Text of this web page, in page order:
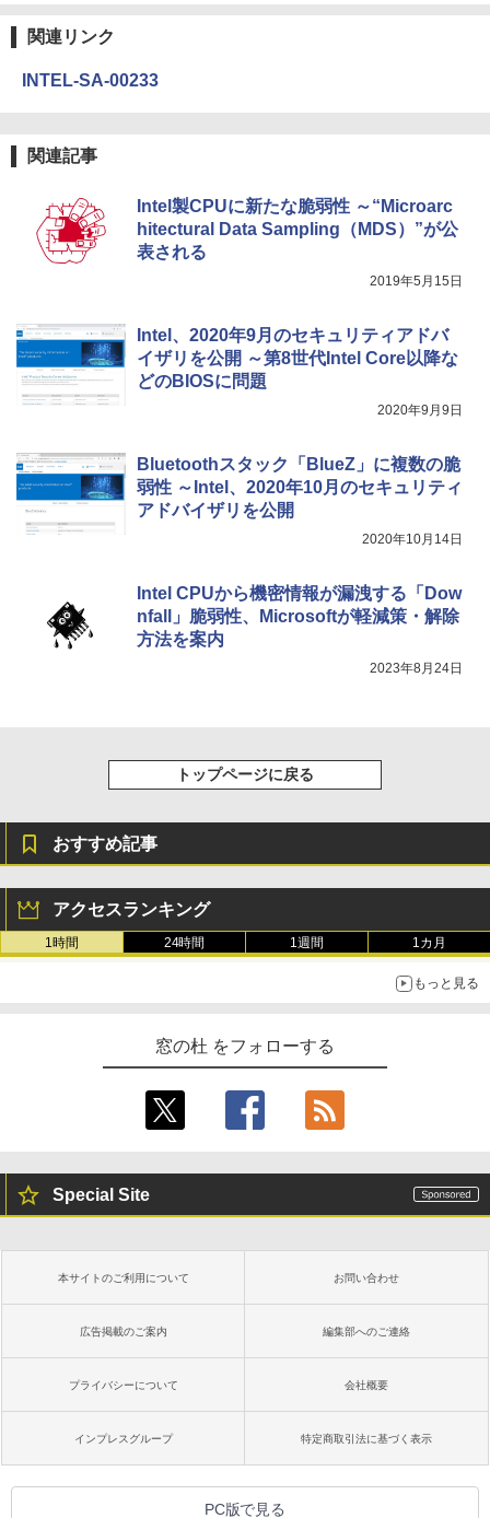
Windows版 | Minecraft (マインクラフ
ト): Java & Bedrock Edition | オンライ
ンコード版
ードウェア・市販ソフトウェアのパーフ
ェクトリストと最新エミュレータ紹介
￥1,600
￥31,980
New Amazon Kindle Scribe Colorsoft |
整、色調調節ライト、プレミアムペン付
き、グラファイト
関連リンク
INTEL-SA-00233
関連記事
Intel製CPUに新たな脆弱性 ～“Microarc
hitectural Data Sampling（MDS）”が公
表される
2019年5月15日
Intel、2020年9月のセキュリティアドバ
イザリを公開 ～第8世代Intel Core以降な
どのBIOSに問題
2020年9月9日
Bluetoothスタック「BlueZ」に複数の脆
弱性 ～Intel、2020年10月のセキュリティ
アドバイザリを公開
2020年10月14日
Intel CPUから機密情報が漏洩する「Dow
nfall」脆弱性、Microsoftが軽減策・解除
方法を案内
2023年8月24日
トップページに戻る
おすすめ記事
アクセスランキング
1時間 24時間 1週間 1カ月
もっと見る
窓の杜 をフォローする
Special Site
本サイトのご利用について お問い合わせ
広告掲載のご案内 編集部へのご連絡
プライバシーについて 会社概要
インプレスグループ 特定商取引法に基づく表示
PC版で見る